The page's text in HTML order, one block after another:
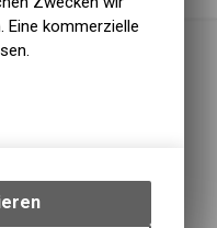
Eine kommerzielle
und
Ihrem Gerät,